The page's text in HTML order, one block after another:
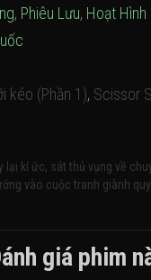
, Phiêu Lưu, Hoạt Hình
kéo (Phần 1), Scissor
lại kí ức, sát thủ vụng về
vào cuộc tranh giành
giá phim